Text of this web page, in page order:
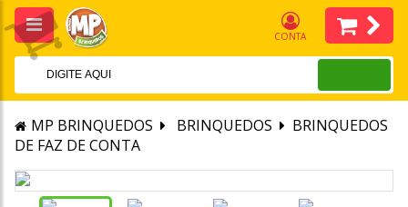
CONTA
MP BRINQUEDOS BRINQUEDOS
BRINQUEDOS
DE FAZ DE CONTA